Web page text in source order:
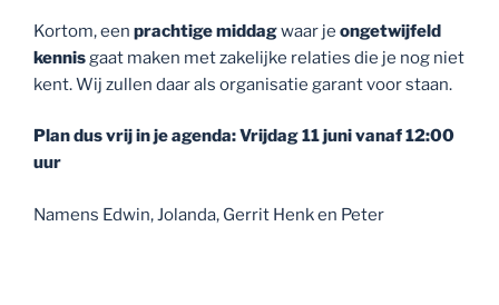
Kortom, een prachtige middagwaar je ongetwijfeld
kennisgaat maken met zakelijke relaties die je nog niet
kent. Wij zullen daar als organisatie garant voor staan.
Plan dus vrij in je agenda: Vrijdag 11 juni vanaf 12:00
uur
Namens Edwin, Jolanda, Gerrit Henk en Peter